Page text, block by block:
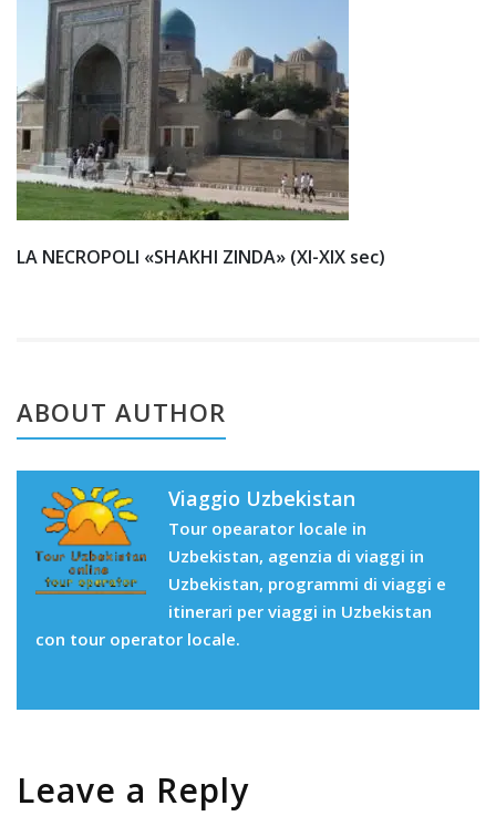
LA NECROPOLI «SHAKHI ZINDA» (XI-XIX sec)
ABOUT AUTHOR
Viaggio Uzbekistan
Tour opearator locale in
Uzbekistan, agenzia di viaggi in
Uzbekistan, programmi di viaggi e
itinerari per viaggi in Uzbekistan
con tour operator locale.
Leave a Reply